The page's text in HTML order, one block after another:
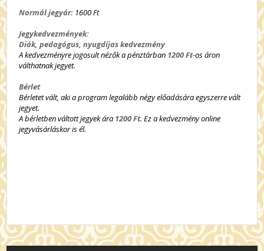
Normál jegyár: 1600 Ft
Jegykedvezmények:
Diák, pedagógus, nyugdíjas kedvezmény
A kedvezményre jogosult nézők a pénztárban 1200 Ft-os áron
válthatnak jegyet.
Bérlet
Bérletet vált, aki a program legalább négy előadására egyszerre vált
jegyet.
A bérletben váltott jegyek ára 1200 Ft. Ez a kedvezmény online
jegyvásárláskor is él.